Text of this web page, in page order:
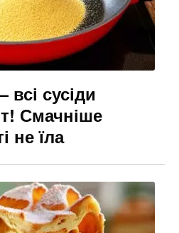
сусіди
Смачніше
не їла